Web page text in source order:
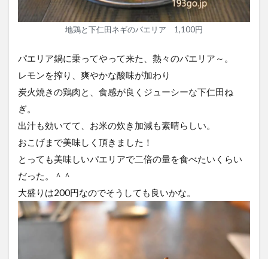
地鶏と下仁田ネギのパエリア 1,100円
パエリア鍋に乗ってやって来た、熱々のパエリア～。
レモンを搾り、爽やかな酸味が加わり
炭火焼きの鶏肉と、食感が良くジューシーな下仁田ね
ぎ。
出汁も効いてて、お米の炊き加減も素晴らしい。
おこげまで美味しく頂きました！
とっても美味しいパエリアで二倍の量を食べたいくらい
だった。＾＾
大盛りは200円なのでそうしても良いかな。